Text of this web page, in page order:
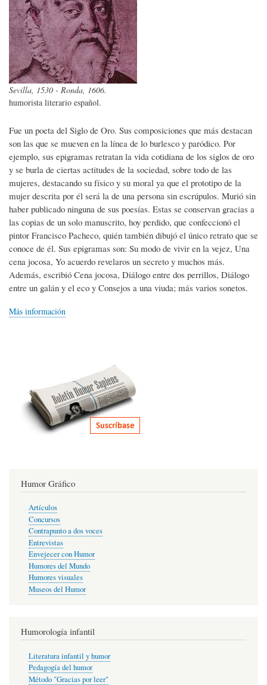
Sevilla, 1530 - Ronda, 1606.
humorista literario español.
Fue un poeta del Siglo de Oro. Sus composiciones que más destacan
son las que se mueven en la línea de lo burlesco y paródico. Por
ejemplo, sus epigramas retratan la vida cotidiana de los siglos de oro
y se burla de ciertas actitudes de la sociedad, sobre todo de las
mujeres, destacando su físico y su moral ya que el prototipo de la
mujer descrita por él será la de una persona sin escrúpulos. Murió sin
haber publicado ninguna de sus poesías. Estas se conservan gracias a
las copias de un solo manuscrito, hoy perdido, que confeccionó el
pintor Francisco Pacheco, quién también dibujó el único retrato que se
conoce de él. Sus epigramas son: Su modo de vivir en la vejez, Una
cena jocosa, Yo acuerdo revelaros un secreto y muchos más.
Además, escribió Cena jocosa, Diálogo entre dos perrillos, Diálogo
entre un galán y el eco y Consejos a una viuda; más varios sonetos.
Más información
Humor Gráfico
Artículos
Concursos
Contrapunto a dos voces
Entrevistas
Envejecer con Humor
Humores del Mundo
Humores visuales
Museos del Humor
Humorología infantil
Literatura infantil y humor
Pedagogía del humor
Método "Gracias por leer"